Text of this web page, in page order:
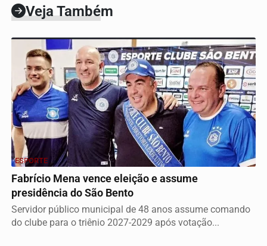
Veja Também
ESPORTE
Fabrício Mena vence eleição e assume
presidência do São Bento
Servidor público municipal de 48 anos assume comando
do clube para o triênio 2027-2029 após votação...